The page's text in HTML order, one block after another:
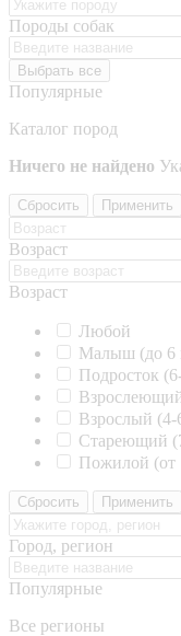
Породы собак
Выбрать все
Популярные
Каталог пород
Ничего не найдено
Сбросить Применить
Возраст
Возраст
Любой
Малыш (до 6
Подросток
Взрослый (4-
Стареющий
Пожилой (от
Сбросить Применить
Город, регион
Популярные
Все регионы